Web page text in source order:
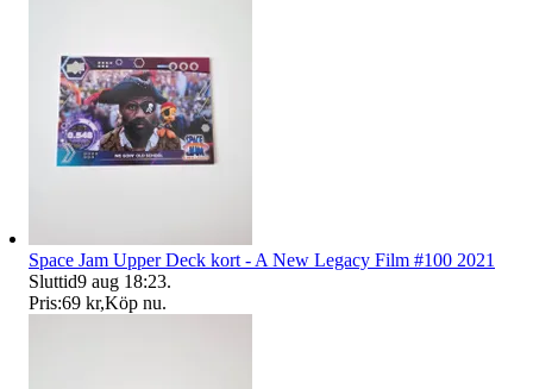
Space Jam Upper Deck kort - A New Legacy Film #100 2021
Sluttid9 aug 18:23.
Pris:69 kr,Köp nu.